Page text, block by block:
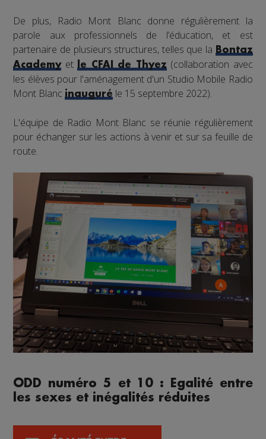
De plus, Radio Mont Blanc donne régulièrement la
parole aux professionnels de l’éducation, et est
partenaire de plusieurs structures, telles que la Bontaz
Academyetle CFAI de Thyez(collaboration avec
les élèves pour l'aménagement d'un Studio Mobile Radio
Mont Blancinauguré le 15 septembre 2022).
L'équipe de Radio Mont Blanc se réunie régulièrement
pour échanger sur les actions à venir et sur sa feuille de
route.
ODD numéro 5 et 10 : Egalité entre
les sexes et inégalités réduites